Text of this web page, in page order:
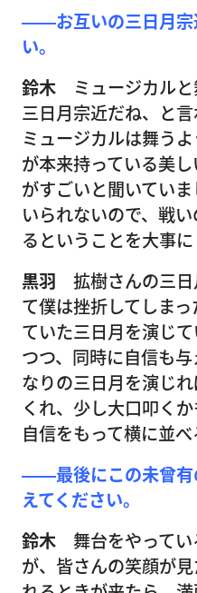
――お互いの三日月宗
い。
鈴木 ミュージカルと
三日月宗近だね、と言
ミュージカルは舞う
が本来持っている美
がすごいと聞いてい
いられないので、戦
るということを大事に
黒羽 拡樹さんの三日
て僕は挫折してしま
ていた三日月を演じ
つつ、同時に自信も
なりの三日月を演じ
くれ、少し大口叩く
自信をもって横に並べ
――最後にこの未曾有
えてください。
鈴木 舞台をやって
が、皆さんの笑顔が